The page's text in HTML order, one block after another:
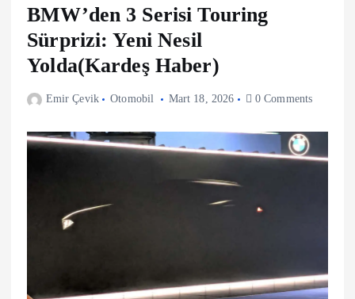
BMW’den 3 Serisi Touring
Sürprizi: Yeni Nesil
Yolda(Kardeş Haber)
Emir Çevik Otomobil Mart 18, 2026 0 Comments